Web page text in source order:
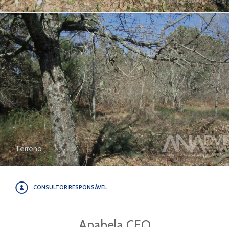
Terreno
CONSULTOR RESPONSÁVEL